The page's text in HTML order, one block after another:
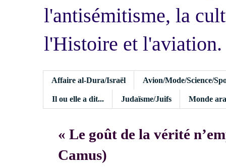
l'antisémitisme, la
l'Histoire et l'aviation.
Affaire al-Dura/Israël Avion/Mode/Science/
Il ou elle a dit... Judaïsme/Juifs Monde
« Le goût de la vérité
Camus)